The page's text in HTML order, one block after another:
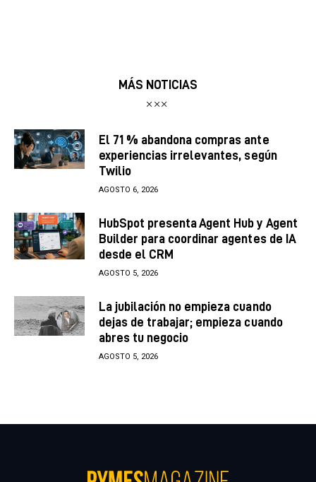
MÁS NOTICIAS
El 71 % abandona compras ante
experiencias irrelevantes, según
Twilio
AGOSTO 6, 2026
HubSpot presenta Agent Hub y Agent
Builder para coordinar agentes de IA
desde el CRM
AGOSTO 5, 2026
La jubilación no empieza cuando
dejas de trabajar; empieza cuando
abres tu negocio
AGOSTO 5, 2026